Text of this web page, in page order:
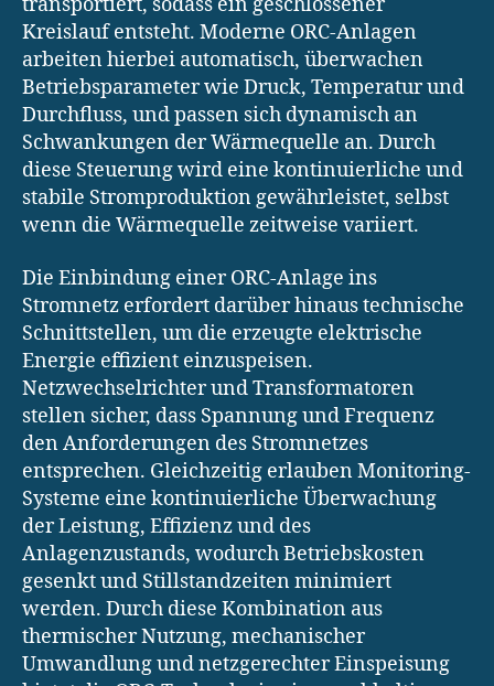
transportiert, sodass ein geschlossener
Kreislauf entsteht. Moderne ORC-Anlagen
arbeiten hierbei automatisch, überwachen
Betriebsparameter wie Druck, Temperatur und
Durchfluss, und passen sich dynamisch an
Schwankungen der Wärmequelle an. Durch
diese Steuerung wird eine kontinuierliche und
stabile Stromproduktion gewährleistet, selbst
wenn die Wärmequelle zeitweise variiert.
Die Einbindung einer ORC-Anlage ins
Stromnetz erfordert darüber hinaus technische
Schnittstellen, um die erzeugte elektrische
Energie effizient einzuspeisen.
Netzwechselrichter und Transformatoren
stellen sicher, dass Spannung und Frequenz
den Anforderungen des Stromnetzes
entsprechen. Gleichzeitig erlauben Monitoring-
Systeme eine kontinuierliche Überwachung
der Leistung, Effizienz und des
Anlagenzustands, wodurch Betriebskosten
gesenkt und Stillstandzeiten minimiert
werden. Durch diese Kombination aus
thermischer Nutzung, mechanischer
Umwandlung und netzgerechter Einspeisung